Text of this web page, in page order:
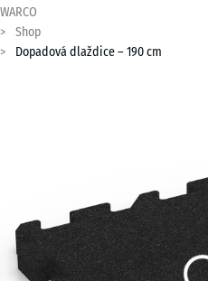
WARCO
Shop
Dopadová dlaždice – 190 cm